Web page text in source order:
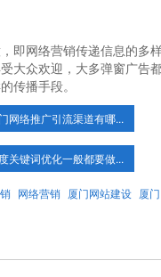
即网络营销传递信息的多
大众欢迎，大多弹窗广告
传播手段。
网络推广引流渠道有哪...
关键词优化一般都要做...
网络营销 厦门网站建设 厦